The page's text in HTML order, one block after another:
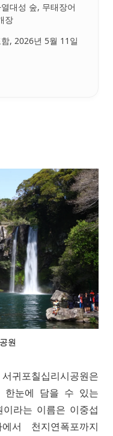
대성 숲, 무태장어
장
, 2026년 5월 11일
원
귀포칠십리시공원은
한눈에 담을 수 있는
라는 이름은 이중섭
서 천지연폭포까지